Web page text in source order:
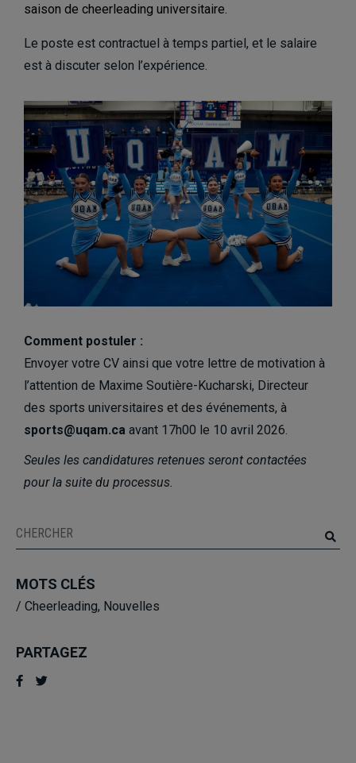
saison de cheerleading universitaire.
Le poste est contractuel à temps partiel, et le salaire
est à discuter selon l’expérience.
Comment postuler :
Envoyer votre CV ainsi que votre lettre de motivation à
l’attention de Maxime Soutière-Kucharski, Directeur
des sports universitaires et des événements, à
sports@uqam.ca avant 17h00 le 10 avril 2026.
Seules les candidatures retenues seront contactées
pour la suite du processus.
MOTS CLÉS
/ Cheerleading, Nouvelles
PARTAGEZ